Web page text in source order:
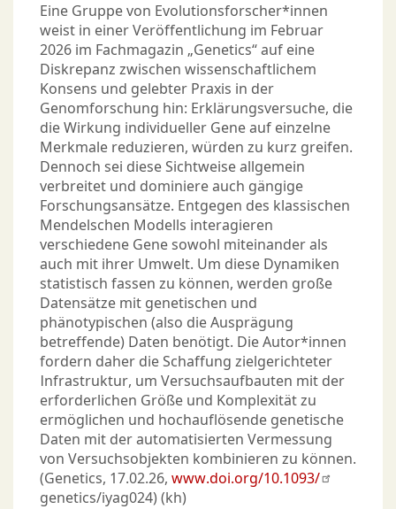
Eine Gruppe von Evolutionsforscher*innen
weist in einer Veröffentlichung im Februar
2026 im Fachmagazin „Genetics“ auf eine
Diskrepanz zwischen wissenschaftlichem
Konsens und gelebter Praxis in der
Genomforschung hin: Erklärungsversuche, die
die Wirkung individueller Gene auf einzelne
Merkmale reduzieren, würden zu kurz greifen.
Dennoch sei diese Sichtweise allgemein
verbreitet und dominiere auch gängige
Forschungsansätze. Entgegen des klassischen
Mendelschen Modells interagieren
verschiedene Gene sowohl miteinander als
auch mit ihrer Umwelt. Um diese Dynamiken
statistisch fassen zu können, werden große
Datensätze mit genetischen und
phänotypischen (also die Ausprägung
betreffende) Daten benötigt. Die Autor*innen
fordern daher die Schaffung zielgerichteter
Infrastruktur, um Versuchsaufbauten mit der
erforderlichen Größe und Komplexität zu
ermöglichen und hochauflösende genetische
Daten mit der automatisierten Vermessung
von Versuchsobjekten kombinieren zu können.
(Genetics, 17.02.26, www.doi.org/10.1093/
genetics/iyag024) (kh)